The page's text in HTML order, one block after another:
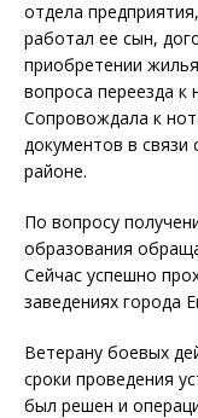
отдела
работал ее сын,
приобретении
вопроса переезда к
Сопровождала к
документов в
районе.
По вопросу
образования
Сейчас успешно
заведениях города
Ветерану боевых
сроки проведения
был решен и